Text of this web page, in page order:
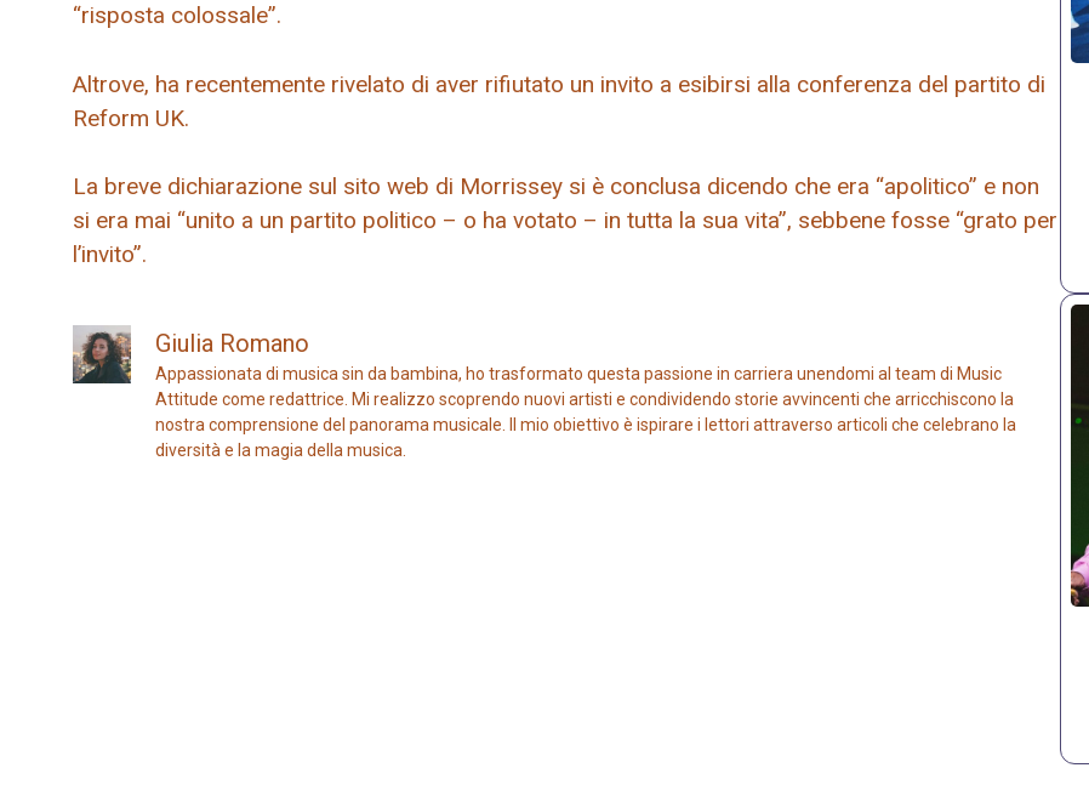
“risposta colossale”.
Altrove, ha recentemente rivelato di aver rifiutato un invito a esibirsi alla conferenza del partito di
Reform UK.
La breve dichiarazione sul sito web di Morrissey si è conclusa dicendo che era “apolitico” e non
si era mai “unito a un partito politico – o ha votato – in tutta la sua vita”, sebbene fosse “grato per
l’invito”.
Giulia Romano
Appassionata di musica sin da bambina, ho trasformato questa passione in carriera unendomi al team di Music
Attitude come redattrice. Mi realizzo scoprendo nuovi artisti e condividendo storie avvincenti che arricchiscono la
nostra comprensione del panorama musicale. Il mio obiettivo è ispirare i lettori attraverso articoli che celebrano la
diversità e la magia della musica.